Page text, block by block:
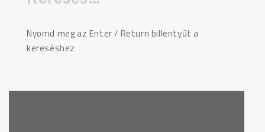
Nyomd meg az Enter / Return billentyűt a
kereséshez